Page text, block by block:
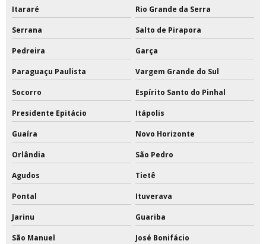
Itararé Rio Grande da Serra
Serrana Salto de Pirapora
Pedreira Garça
Paraguaçu Paulista Vargem Grande do Sul
Socorro Espírito Santo do Pinhal
Presidente Epitácio Itápolis
Guaíra Novo Horizonte
Orlândia São Pedro
Agudos Tietê
Pontal Ituverava
Jarinu Guariba
São Manuel José Bonifácio